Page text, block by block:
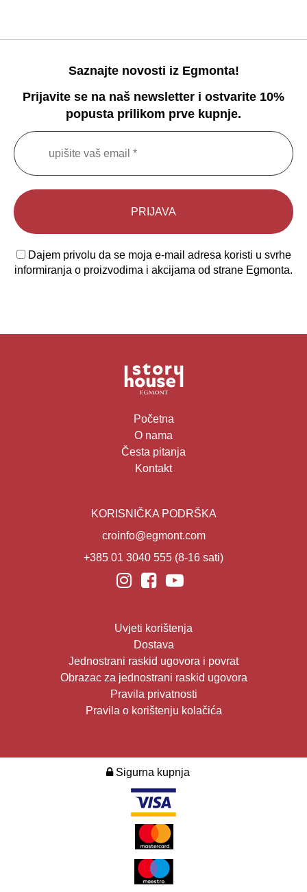
Saznajte novosti iz Egmonta!
Prijavite se na naš newsletter i ostvarite 10%
popusta prilikom prve kupnje.
Dajem privolu da se moja e-mail adresa koristi u svrhe
informiranja o proizvodima i akcijama od strane Egmonta.
Početna
O nama
Česta pitanja
Kontakt
KORISNIČKA PODRŠKA
croinfo@egmont.com
+385 01 3040 555 (8-16 sati)
Uvjeti korištenja
Dostava
Jednostrani raskid ugovora i povrat
Obrazac za jednostrani raskid ugovora
Pravila privatnosti
Pravila o korištenju kolačića
Sigurna kupnja